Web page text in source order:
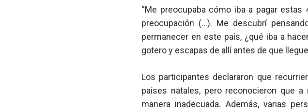
“Me preocupaba cómo iba a pagar
preocupación (…). Me descubrí
permanecer en este país, ¿qué iba a
gotero y escapas de allí antes de que
Los participantes declararon que
países natales, pero reconocieron que
manera inadecuada. Además, varias